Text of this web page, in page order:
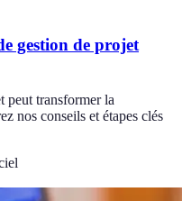
gestion de projet
peut transformer la
nos conseils et étapes clés